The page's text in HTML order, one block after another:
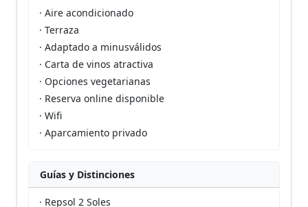
· Aire acondicionado
· Terraza
· Adaptado a minusválidos
· Carta de vinos atractiva
· Opciones vegetarianas
· Reserva online disponible
· Wifi
· Aparcamiento privado
Guías y Distinciones
· Repsol 2 Soles